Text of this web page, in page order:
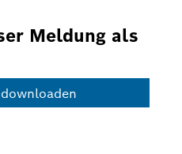
Meldung als